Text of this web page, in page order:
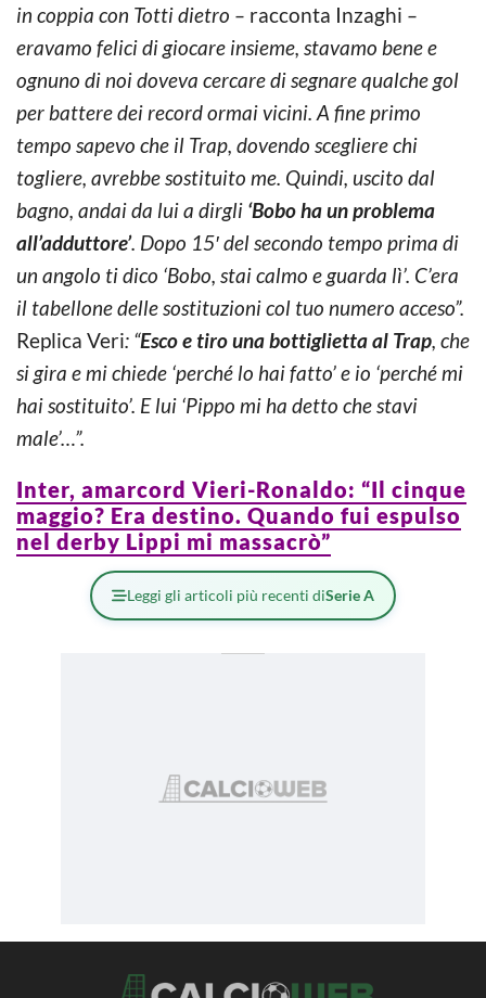
in coppia con Totti dietro – racconta Inzaghi –
eravamo felici di giocare insieme, stavamo bene e
ognuno di noi doveva cercare di segnare qualche gol
per battere dei record ormai vicini. A fine primo
tempo sapevo che il Trap, dovendo scegliere chi
togliere, avrebbe sostituito me. Quindi, uscito dal
bagno, andai da lui a dirgli ‘Bobo ha un problema
all’adduttore’. Dopo 15′ del secondo tempo prima di
un angolo ti dico ‘Bobo, stai calmo e guarda lì’. C’era
il tabellone delle sostituzioni col tuo numero acceso”.
Replica Veri: “Esco e tiro una bottiglietta al Trap, che
si gira e mi chiede ‘perché lo hai fatto’ e io ‘perché mi
hai sostituito’. E lui ‘Pippo mi ha detto che stavi
male’…”.
Inter, amarcord Vieri-Ronaldo: “Il cinque
maggio? Era destino. Quando fui espulso
nel derby Lippi mi massacrò”
Leggi gli articoli più recenti diSerie A